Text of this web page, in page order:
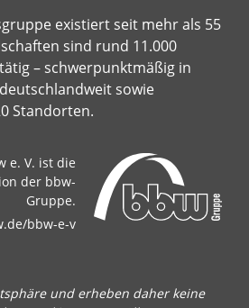
existiert seit mehr als 55
sind rund 11.000
– schwerpunktmäßig in
sowie
Standorten.
e. V. ist die
der bbw-
Gruppe.
bbw-e-v
und erheben daher keine